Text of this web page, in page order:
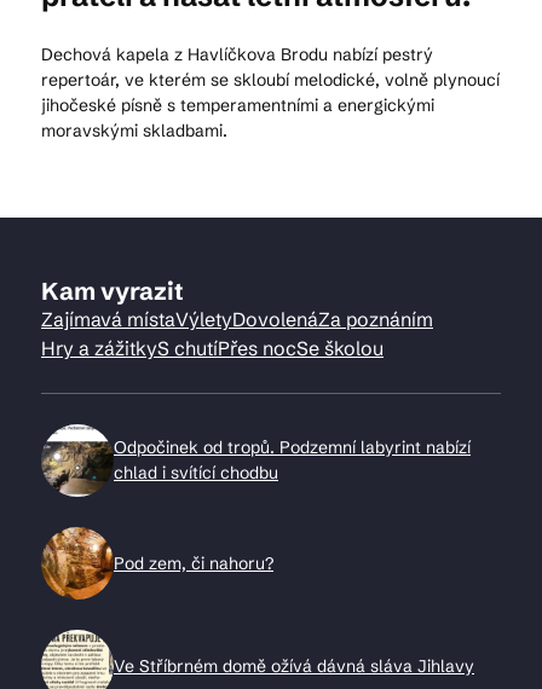
© 2026 Brána Jihlavy
Dechová kapela z Havlíčkova Brodu nabízí pestrý
repertoár, ve kterém se skloubí melodické, volně plynoucí
jihočeské písně s temperamentními a energickými
moravskými skladbami.
Kam vyrazit
Zajímavá místaVýletyDovolenáZa poznáním
Hry a zážitkyS chutíPřes nocSe školou
Odpočinek od tropů. Podzemní labyrint nabízí
chlad i svítící chodbu
Pod zem, či nahoru?
Ve Stříbrném domě ožívá dávná sláva Jihlavy